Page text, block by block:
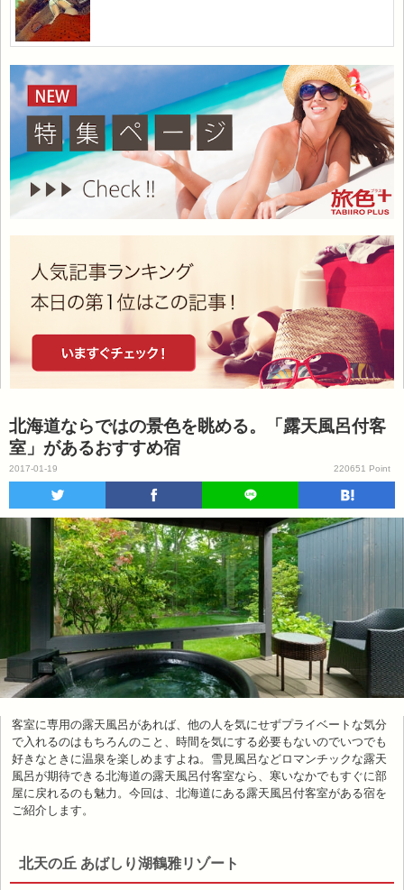
北海道ならではの景色を眺める。「露天風呂付客
室」があるおすすめ宿
2017-01-19 220651 Point
客室に専用の露天風呂があれば、他の人を気にせずプライベートな気分
で入れるのはもちろんのこと、時間を気にする必要もないのでいつでも
好きなときに温泉を楽しめますよね。雪見風呂などロマンチックな露天
風呂が期待できる北海道の露天風呂付客室なら、寒いなかでもすぐに部
屋に戻れるのも魅力。今回は、北海道にある露天風呂付客室がある宿を
ご紹介します。
北天の丘 あばしり湖鶴雅リゾート